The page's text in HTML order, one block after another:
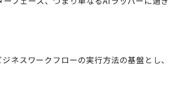
ネスワークフローの実行方法の基盤とし、